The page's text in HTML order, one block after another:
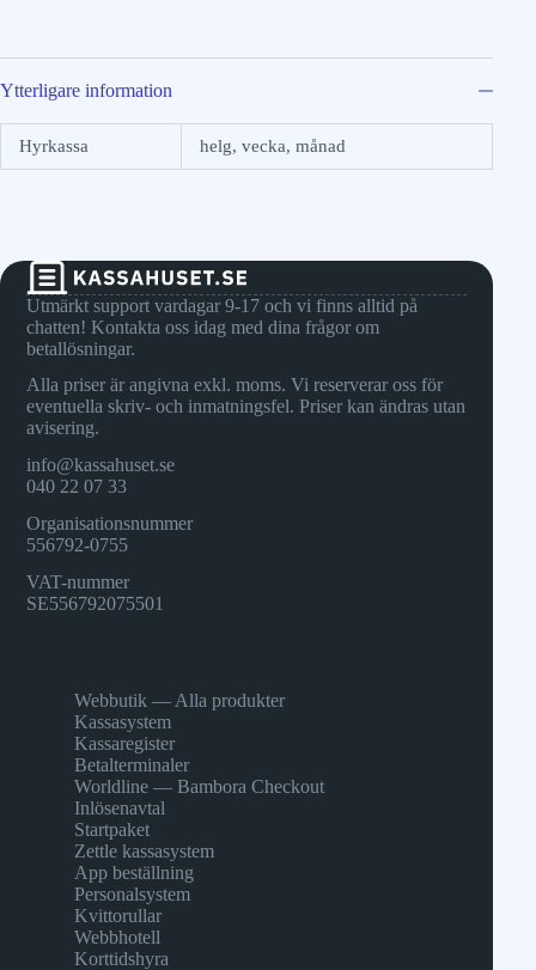
Ytterligare information
Hyrkassa helg, vecka, månad
Utmärkt support vardagar 9-17 och vi finns alltid på
chatten! Kontakta oss idag med dina frågor om
betallösningar.
Alla priser är angivna exkl. moms. Vi reserverar oss för
eventuella skriv- och inmatningsfel. Priser kan ändras utan
avisering.
info@kassahuset.se
040 22 07 33
Organisationsnummer
556792-0755
VAT-nummer
SE556792075501
Webbutik — Alla produkter
Kassasystem
Kassaregister
Betalterminaler
Worldline — Bambora Checkout
Inlösenavtal
Startpaket
Zettle kassasystem
App beställning
Personalsystem
Kvittorullar
Webbhotell
Korttidshyra